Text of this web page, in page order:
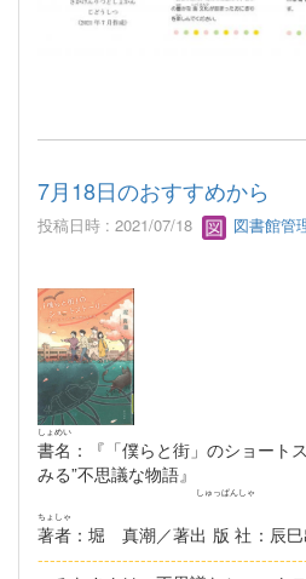
7月18日のおすすめから
投稿日時 : 2021/07/18 図書館管
書名
しょめい
：『「僕らと街」のショー
みる”不思議な物語』
著者
ちょしゃ
：堀 真潮／著出版社
しゅっぱんしゃ
：辰